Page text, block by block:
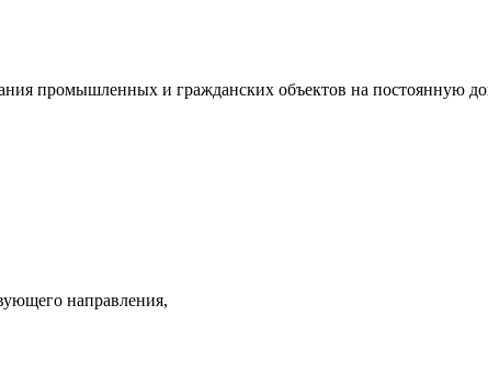
промышленных и гражданских объектов на постоянную
направления,